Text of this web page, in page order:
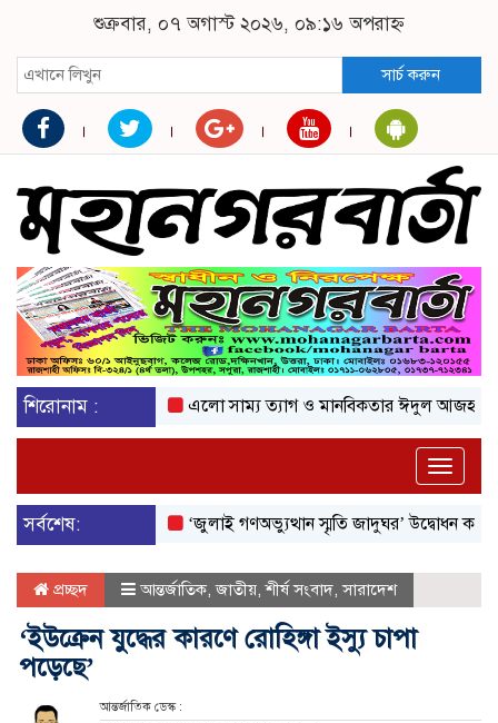
শুক্রবার, ০৭ অগাস্ট ২০২৬, ০৯:১৬ অপরাহ্ন
সার্চ করুন
শিরোনাম : এলো সাম্য ত্যাগ ও মানবিকতার ঈদুল আজহা
Toggle
সর্বশেষ:
‘জুলাই গণঅভ্যুত্থান স্মৃতি জাদুঘর’ উদ্বোধন করলেন
প্রচ্ছদ আন্তর্জাতিক,জাতীয়,শীর্ষ সংবাদ,সারাদেশ
‘ইউক্রেন যুদ্ধের কারণে রোহিঙ্গা ইস্যু চাপা
পড়েছে’
আন্তর্জাতিক ডেস্ক :